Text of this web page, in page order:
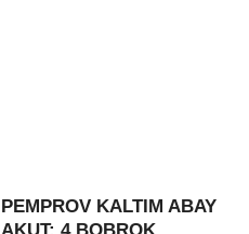
PEMPROV KALTIM ABAY